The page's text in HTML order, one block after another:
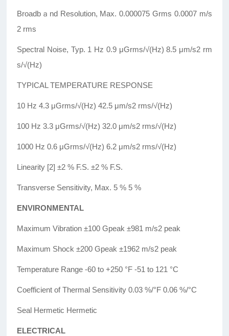
Broadbａnd Resolution, Max. 0.000075 Grms 0.0007 m/s
2 rms
Spectral Noise, Typ. 1 Hz 0.9 μGrms/√(Hz) 8.5 μm/s2 rm
s/√(Hz)
TYPICAL TEMPERATURE RESPONSE
10 Hz 4.3 μGrms/√(Hz) 42.5 μm/s2 rms/√(Hz)
100 Hz 3.3 μGrms/√(Hz) 32.0 μm/s2 rms/√(Hz)
1000 Hz 0.6 μGrms/√(Hz) 6.2 μm/s2 rms/√(Hz)
Linearity [2] ±2 % F.S. ±2 % F.S.
Transverse Sensitivity, Max. 5 % 5 %
ENVIRONMENTAL
Maximum Vibration ±100 Gpeak ±981 m/s2 peak
Maximum Shock ±200 Gpeak ±1962 m/s2 peak
Temperature Range -60 to +250 °F -51 to 121 °C
Coefficient of Thermal Sensitivity 0.03 %/°F 0.06 %/°C
Seal Hermetic Hermetic
ELECTRICAL